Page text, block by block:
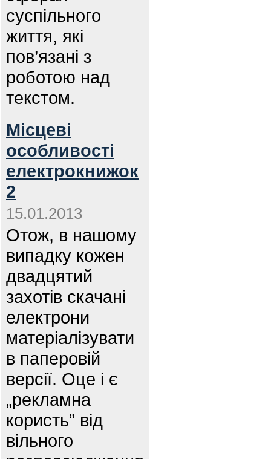
суспільного
життя, які
пов’язані з
роботою над
текстом.
Місцеві
особливості
електрокнижок
2
15.01.2013
Отож, в нашому
випадку кожен
двадцятий
захотів скачані
електрони
матеріалізувати
в паперовій
версії. Оце і є
„рекламна
користь” від
вільного